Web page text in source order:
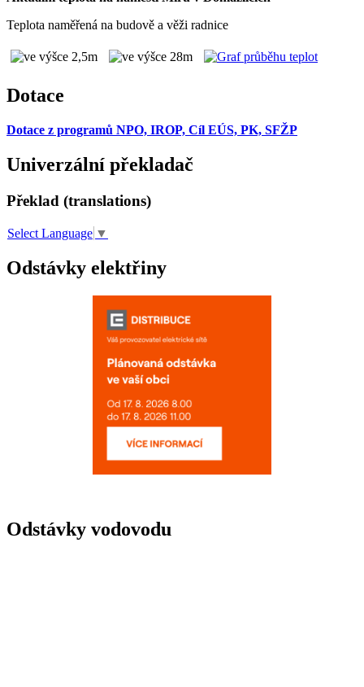
Teplota naměřená na budově a věži radnice
Dotace
Dotace z programů NPO, IROP, Cíl EÚS, PK, SFŽP
Univerzální překladač
Překlad (translations)
Select Language ▼
Odstávky elektřiny
Odstávky vodovodu